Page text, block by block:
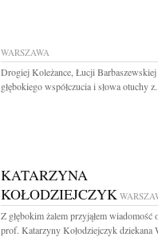
WARSZAWA
Drogiej Koleżance, Łucji
głębokiego współczucia i słowa otuchy
KATARZYNA
KOŁODZIEJCZYK
Z głębokim żalem przyjąłem wiadomość
prof. Katarzyny Kołodziejczyk dziekana